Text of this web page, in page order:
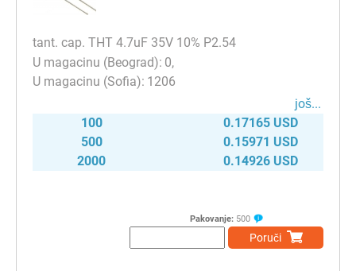
tant. cap. THT 4.7uF 35V 10% P2.54
0
1206
јоš...
100
0.17165 USD
500
0.15971 USD
2000
0.14926 USD
Pakovanje: 500
Poruči